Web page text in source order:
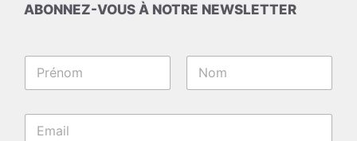
ABONNEZ-VOUS À NOTRE NEWSLETTER
N
m
E